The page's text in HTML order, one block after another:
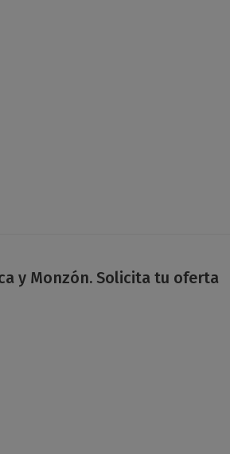
y Monzón. Solicita tu oferta